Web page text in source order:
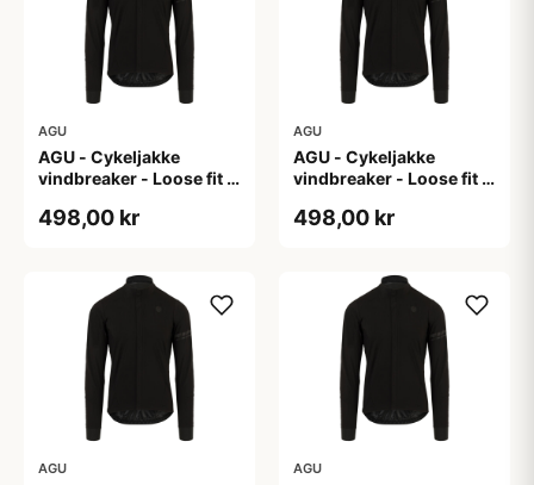
AGU
AGU - Cykeljakke
vindbreaker - Loose fit -
498,00 kr
AGU
AGU - Cykeljakke
vindbreaker - Loose fit -
498,00 kr
AGU AGU